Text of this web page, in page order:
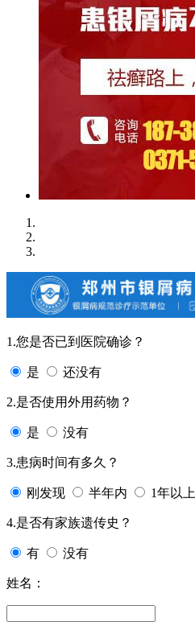
1.您是否已到医院确诊？
是 还没有
2.是否使用外用药物？
是 没有
3.患病时间有多久？
刚发现 半年内 1年以上
4.是否有家族遗传史？
有 没有
姓名：